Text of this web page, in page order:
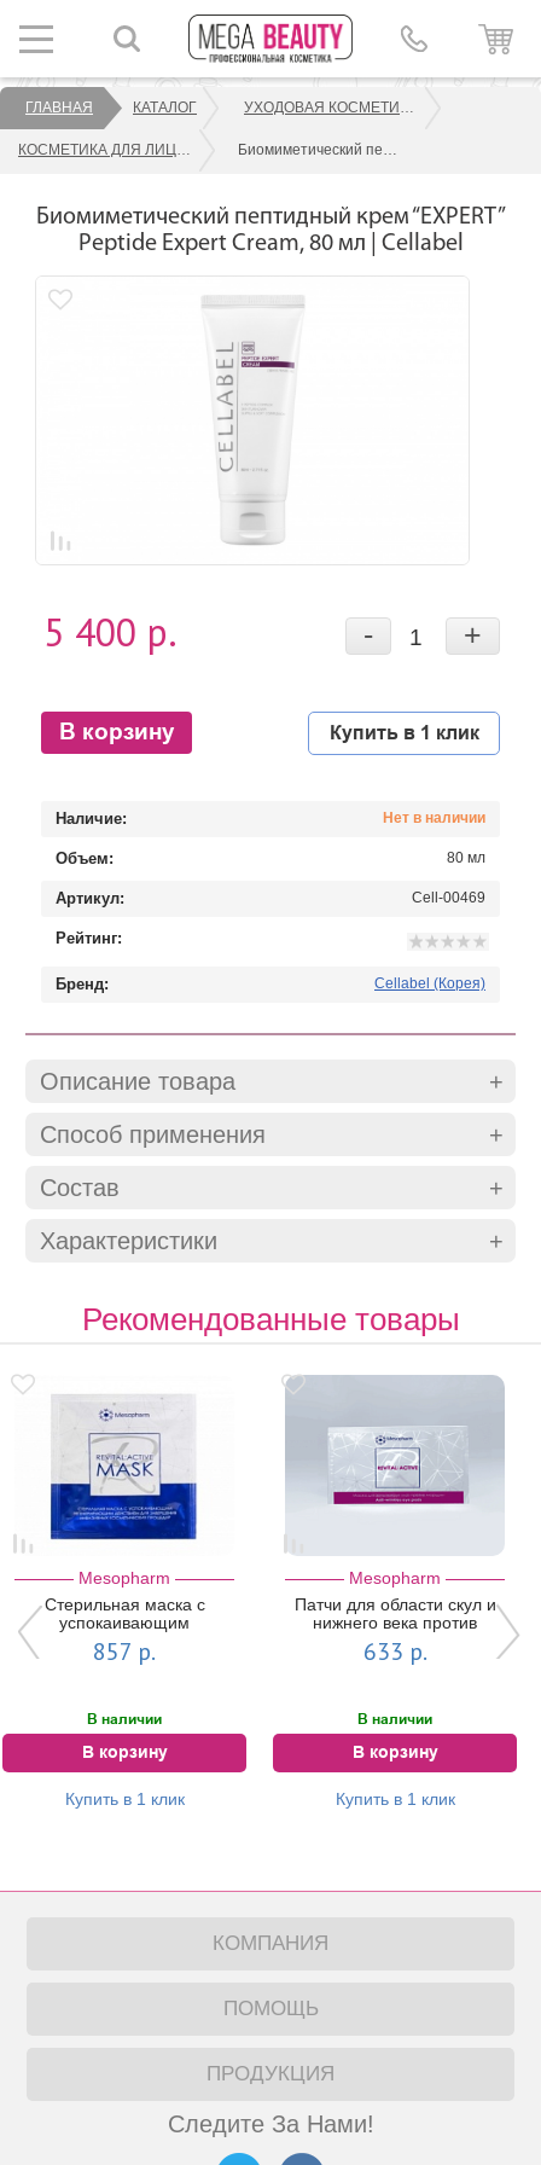
ГЛАВНАЯ КАТАЛОГ УХОДОВАЯ КОСМЕТИКА ДЛЯ ЛИЦА
КОСМЕТИКА ДЛЯ ЛИЦА CELLABEL Биомиметический пептидный крем “EXPERT” Peptide Expert Cream, 80 мл | Cellabel
Биомиметический пептидный крем “EXPERT”
Peptide Expert Cream, 80 мл | Cellabel
5 400 р. - +
В корзину Купить в 1 клик
Наличие: Нет в наличии
Объем: 80 мл
Артикул: Cell-00469
Рейтинг:
Бренд: Cellabel (Корея)
Описание товара
Способ применения
Состав
Характеристики
Рекомендованные товары
Mesopharm
Стерильная маска с
успокаивающим
регенерирующим
действием
857 р.
В наличии
В корзину
Купить в 1 клик
Mesopharm
Патчи для области скул и
нижнего века против
морщин REVITAL:ACTIVE
Anti-Wrinkles...
633 р.
В наличии
В корзину
Купить в 1 клик
КОМПАНИЯ
ПОМОЩЬ
ПРОДУКЦИЯ
Следите За Нами!